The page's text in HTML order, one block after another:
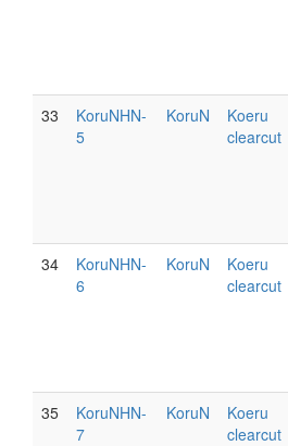
33
KoruNHN-
5
KoruN
Koeru
clearcut
34
KoruNHN-
6
KoruN
Koeru
clearcut
35
KoruNHN-
7
KoruN
Koeru
clearcut